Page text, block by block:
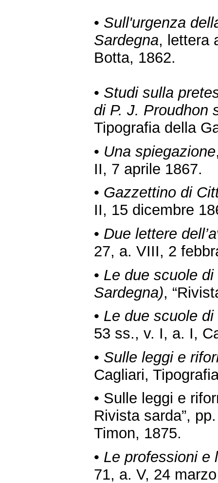
• Sull'urgenza
Sardegna, lettera
Botta, 1862.
• Studi sulla
di P. J. Proudhon
Tipografia della
• Una spiegazione
II, 7 aprile 1867.
• Gazzettino di
II, 15 dicembre
• Due lettere
27, a. VIII, 2
• Le due scuole
Sardegna),
• Le due scuole
53 ss., v. I, a. I,
• Sulle leggi e
Cagliari,
• Sulle leggi e
Rivista sarda”,
Timon, 1875.
• Le professioni e
71, a. V, 24